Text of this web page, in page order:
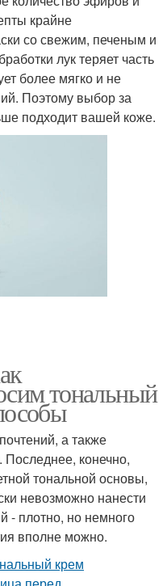
крайне
со свежим, печеным и
лук теряет часть
более мягко и не
Поэтому выбор за
подходит вашей коже.
тональный
а также
конечно,
тональной основы,
невозможно нанести
- плотно, но немного
вполне можно.